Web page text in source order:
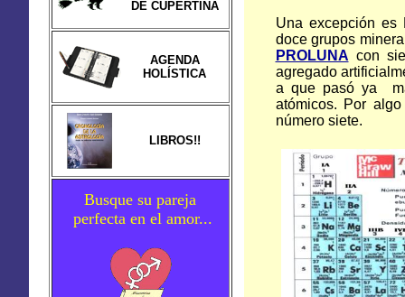
DE CUPERTINA
AGENDA
HOLÍSTICA
LIBROS!!
Busque su pareja
perfecta en el amor...
Una excepción es
doce grupos
PROLUNA con
agregado
a que pasó ya
atómicos. Por
número siete.